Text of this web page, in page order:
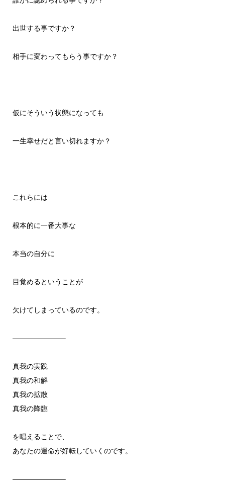
出世する事ですか？
相手に変わってもらう事ですか？
仮にそういう状態になっても
一生幸せだと言い切れますか？
これらには
根本的に一番大事な
本当の自分に
目覚めるということが
欠けてしまっているのです。
———————–
真我の実践
真我の和解
真我の拡散
真我の降臨
を唱えることで、
あなたの運命が好転していくのです。
———————–